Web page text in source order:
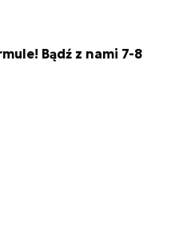
Bądź z nami 7-8